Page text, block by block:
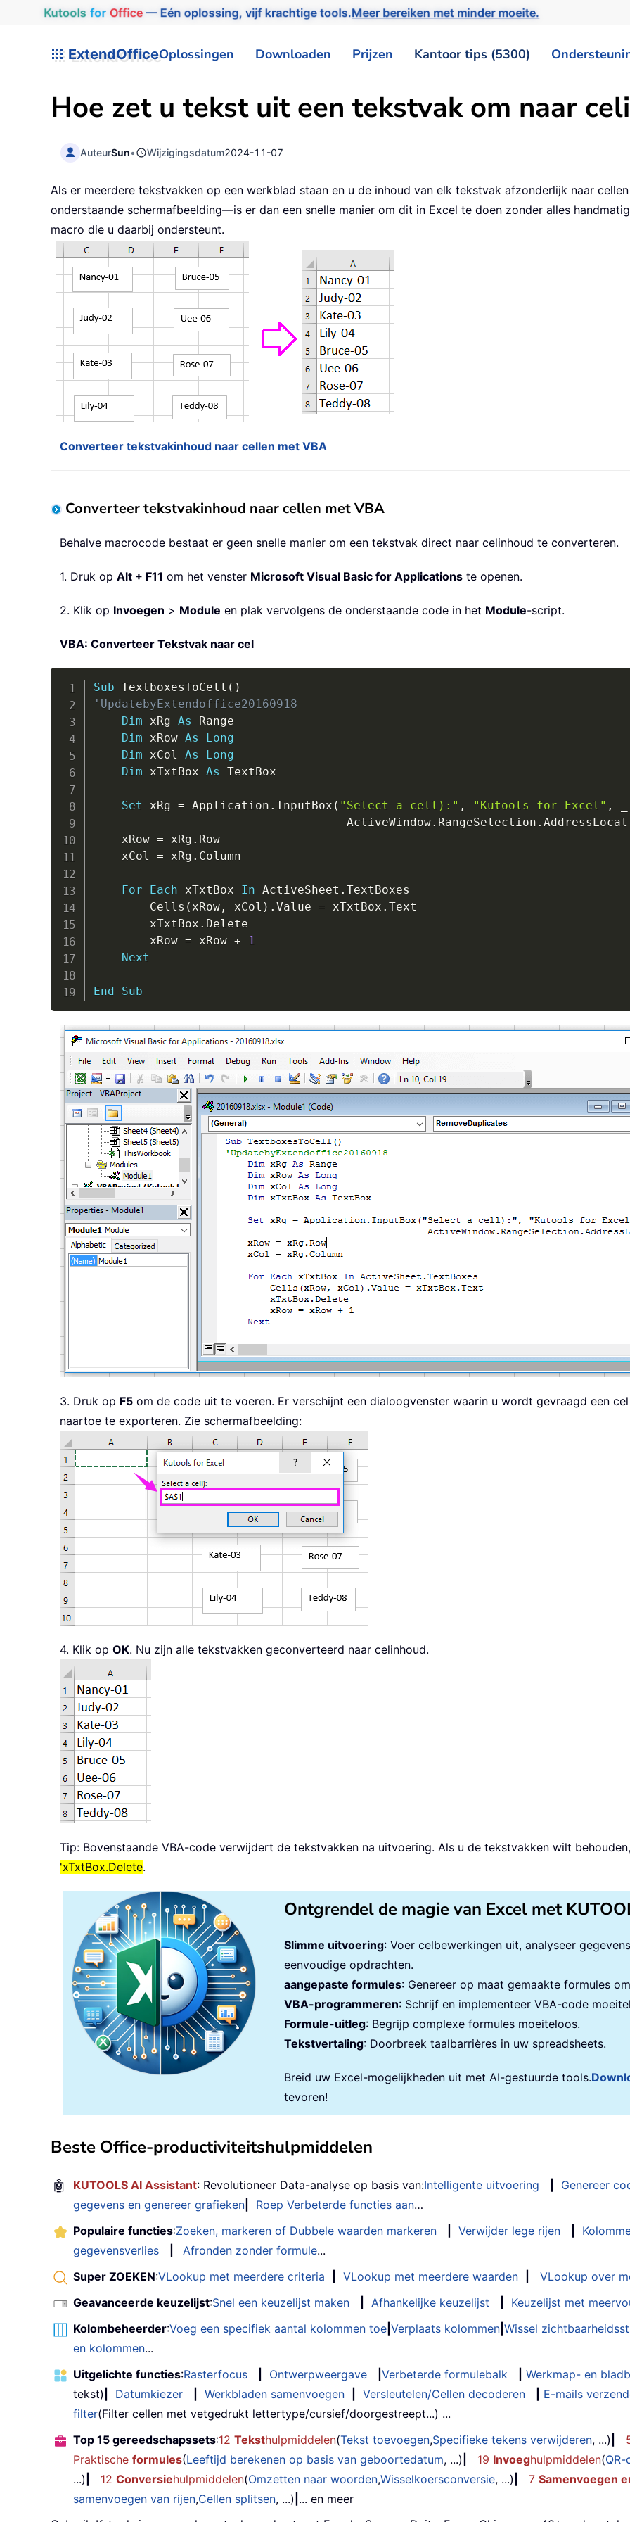
Kutools for Office— Eén oplossing, vijf krachtige tools.Meer bereiken met minder moeite.
ExtendOfficeOplossingen Downloaden Prijzen Kantoor tips (5300)
Hoe zet u tekst uit een tekstvak om naar
AuteurSun• Wijzigingsdatum2024-11-07
Als er meerdere tekstvakken op een werkblad staan en u de inhoud van elk tekstvak afzonderlijk naar
onderstaande schermafbeelding—is er dan een snelle manier om dit in Excel te doen zonder alles
macro die u daarbij ondersteunt.
Converteer tekstvakinhoud naar cellen met VBA
Converteer tekstvakinhoud naar cellen met VBA
Behalve macrocode bestaat er geen snelle manier om een tekstvak direct naar celinhoud te converteren.
1. Druk op Alt + F11 om het venster Microsoft Visual Basic for Applications te openen.
2. Klik op Invoegen > Module en plak vervolgens de onderstaande code in het Module-script.
VBA: Converteer Tekstvak naar cel
Sub TextboxesToCell ( )
'UpdatebyExtendoffice20160918
Dim xRg As Range
Dim xRow As
Long
Dim xCol As
Long
Dim xTxtBox As TextBox
Set xRg = Application . InputBox ( "Select a cell):" , "Kutools for Excel" ,
                                    ActiveWindow
. RangeSelection . AddressLocal
    xRow
= xRg . Row
    xCol
= xRg . Column
For Each xTxtBox In ActiveSheet . TextBoxes
        Cells
( xRow, xCol ) . Value = xTxtBox . Text
        xTxtBox
. Delete
        xRow
= xRow +
1
Next
End Sub
3. Druk op F5 om de code uit te voeren. Er verschijnt een dialoogvenster waarin u wordt gevraagd een
naartoe te exporteren. Zie schermafbeelding:
4. Klik op OK. Nu zijn alle tekstvakken geconverteerd naar celinhoud.
Tip: Bovenstaande VBA-code verwijdert de tekstvakken na uitvoering. Als u de tekstvakken wilt
'xTxtBox.Delete.
Ontgrendel de magie van Excel met
Slimme uitvoering: Voer celbewerkingen uit, analyseer
eenvoudige opdrachten.
aangepaste formules: Genereer op maat gemaakte formules
VBA-programmeren: Schrijf en implementeer VBA-code
Formule-uitleg: Begrijp complexe formules moeiteloos.
Tekstvertaling: Doorbreek taalbarrières in uw spreadsheets.
Breid uw Excel-mogelijkheden uit met AI-gestuurde tools.
tevoren!
Beste Office-productiviteitshulpmiddelen
🤖 KUTOOLS AI Assistant: Revolutioneer Data-analyse op basis van:Intelligente uitvoering Genereer
gegevens en genereer grafieken
Roep Verbeterde functies aan…
Populaire functies:Zoeken, markeren of Dubbele waarden markeren Verwijder lege rijen
gegevensverlies
Afronden zonder formule...
Super ZOEKEN:VLookup met meerdere criteria VLookup met meerdere waarden VLookup over
Geavanceerde keuzelijst:Snel een keuzelijst maken Afhankelijke keuzelijst Keuzelijst met
Kolombeheerder:Voeg een specifiek aantal kolommen toe Verplaats kolommen Wissel
en kolommen...
Uitgelichte functies:Rasterfocus Ontwerpweergave Verbeterde formulebalk Werkmap- en
tekst)
Datumkiezer Werkbladen samenvoegen Versleutelen/Cellen decoderen E-mails
filter(Filter cellen met vetgedrukt lettertype/cursief/doorgestreept...) ...
Top 15 gereedschapssets:12 Teksthulpmiddelen(Tekst toevoegen,Specifieke tekens verwijderen, ...)
Praktische formules(Leeftijd berekenen op basis van geboortedatum, ...) 19 Invoeghulpmiddelen(
...)
12 Conversiehulpmiddelen(Omzetten naar woorden,Wisselkoersconversie, ...) 7 Samenvoegen
samenvoegen van rijen,Cellen splitsen, ...) ... en meer